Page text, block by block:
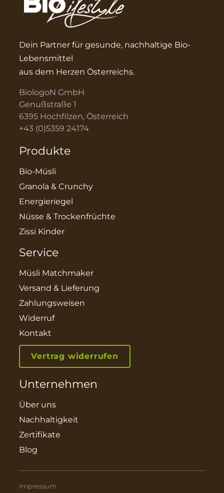
Dein Partner für gesunde, nachhaltige Bio-
Lebensmittel
aus dem Herzen Österreichs.
BiologoN GmbH
Genußstraße 1
6395 Hochfilzen, Österreich
+43 (0)5359 24174
Produkte
Bio-Müsli
Granola & Crunchy
Energieriegel
Nüsse & Trockenfrüchte
Zissi Kinder
Service
Müsli Matchmaker
Versand & Lieferung
Zahlungsweisen
Widerruf
Kontakt
Vertrag widerrufen
Unternehmen
Über uns
Nachhaltigkeit
Zertifikate
Blog
Impressum